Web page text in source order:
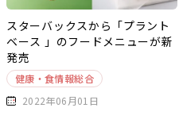
スターバックスから「プラント
ベース 」のフードメニューが新
発売
健康・食情報総合
2022年06月01日